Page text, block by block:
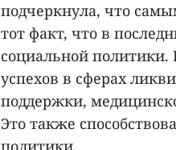
подчеркнула, что
тот факт, что в
социальной политики.
успехов в сферах
поддержки,
Это также